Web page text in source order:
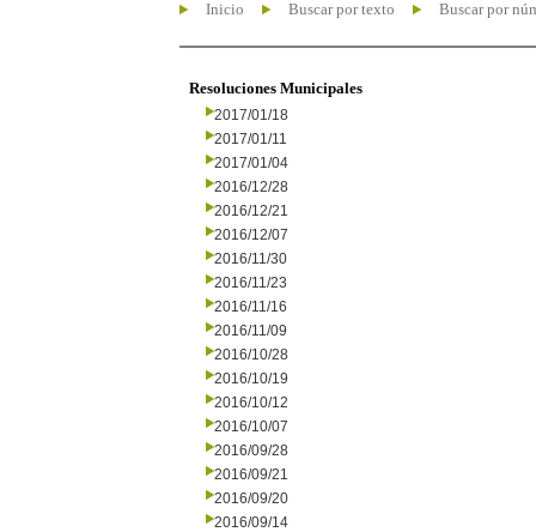
Inicio Buscar por texto Buscar por
Resoluciones Municipales
2017/01/18
2017/01/11
2017/01/04
2016/12/28
2016/12/21
2016/12/07
2016/11/30
2016/11/23
2016/11/16
2016/11/09
2016/10/28
2016/10/19
2016/10/12
2016/10/07
2016/09/28
2016/09/21
2016/09/20
2016/09/14